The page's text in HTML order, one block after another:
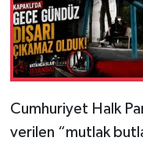
Cumhuriyet Halk
verilen “mutlak